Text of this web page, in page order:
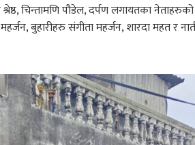
चिन्तामणि पौडेल, दर्पण लगायतका
बुहारीहरु संगीता महर्जन, शारदा महत र